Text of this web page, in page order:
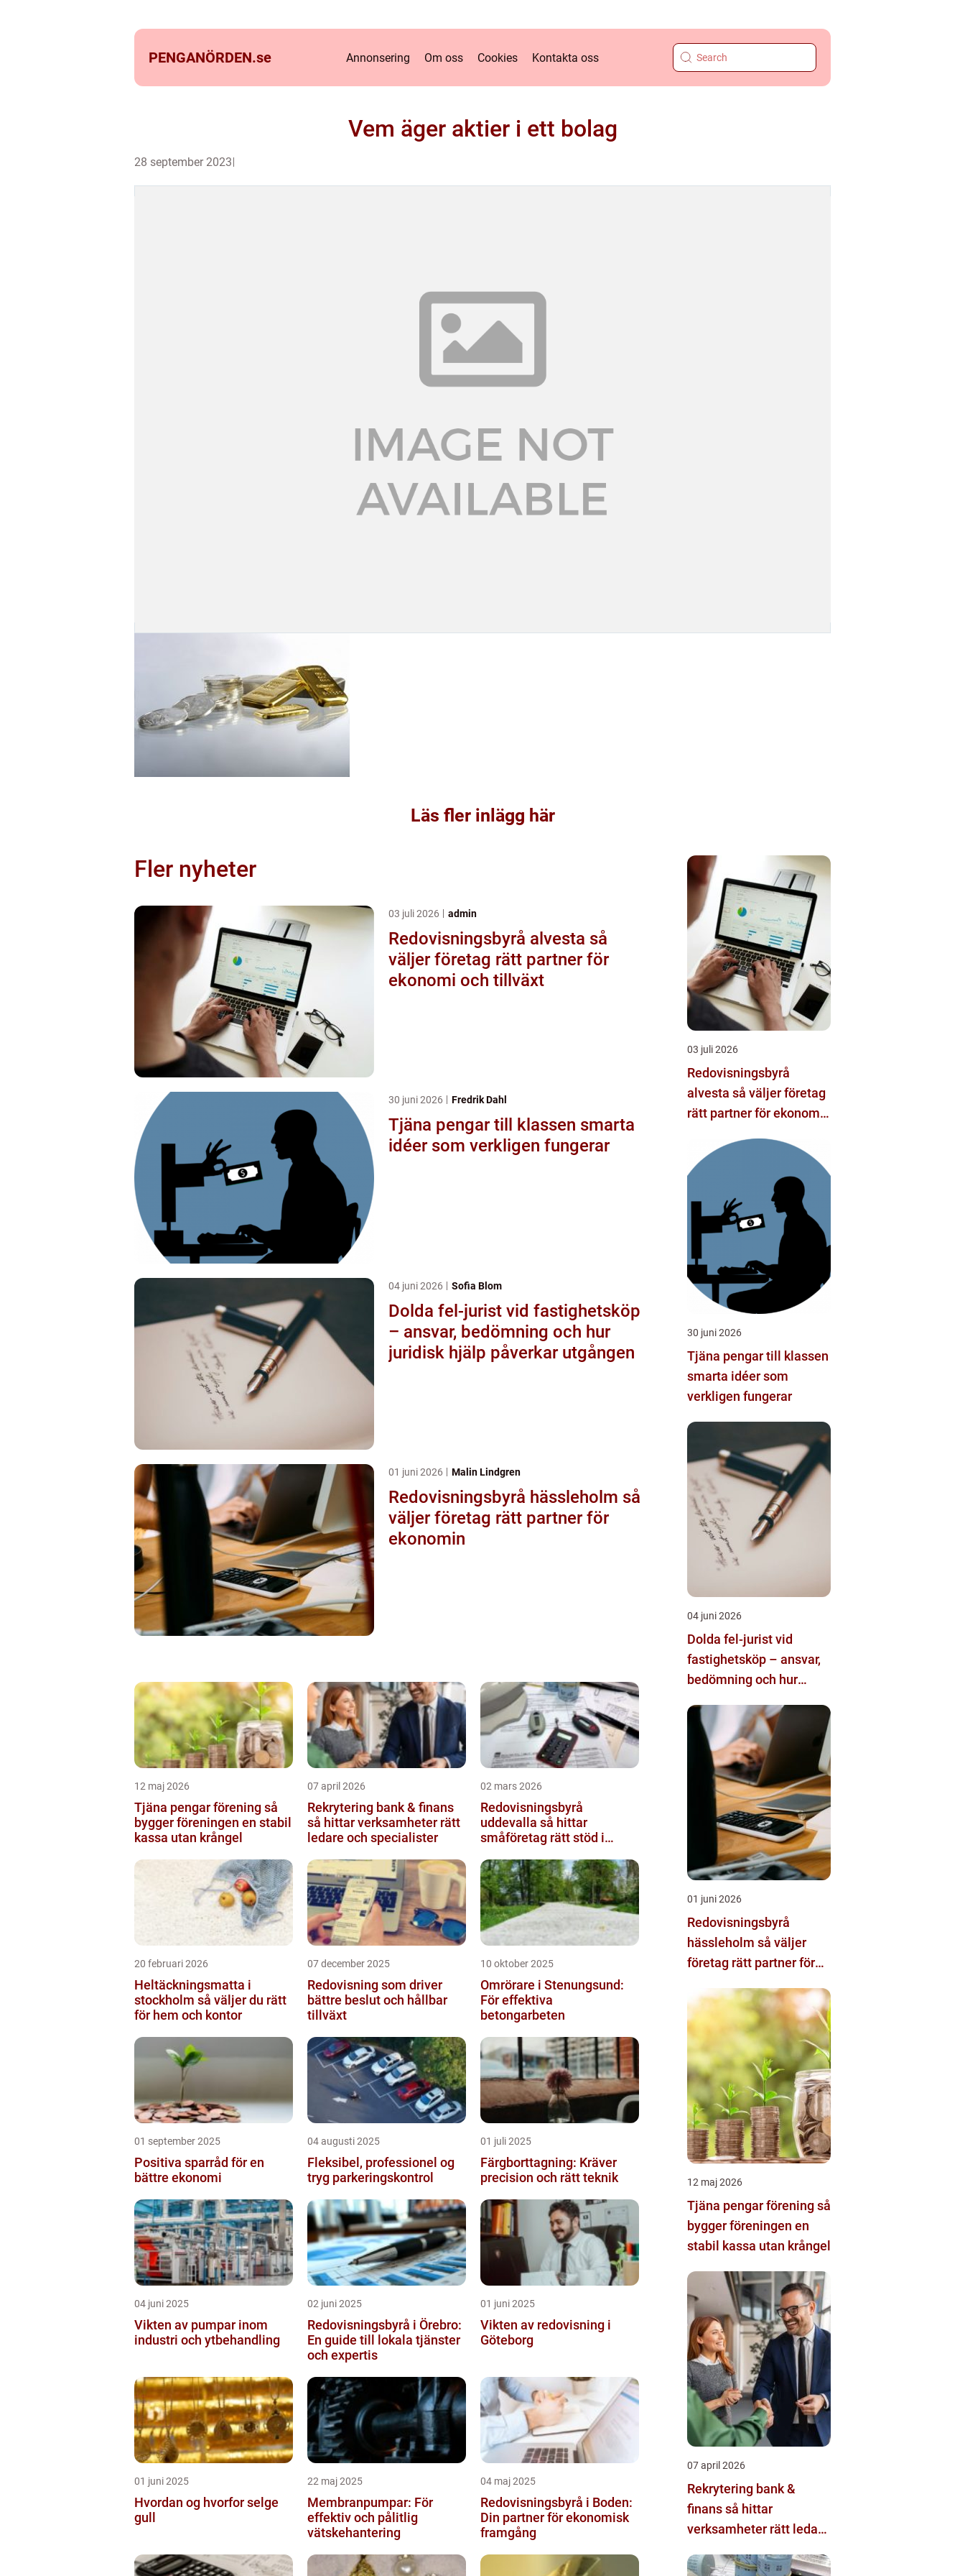
PENGANÖRDEN.se Annonsering Om oss Cookies Kontakta oss
Vem äger aktier i ett bolag
28 september 2023
Läs fler inlägg här
Fler nyheter
03 juli 2026 admin
Redovisningsbyrå alvesta så
väljer företag rätt partner för
ekonomi och tillväxt
30 juni 2026 Fredrik Dahl
Tjäna pengar till klassen smarta
idéer som verkligen fungerar
04 juni 2026 Sofia Blom
Dolda fel-jurist vid fastighetsköp
– ansvar, bedömning och hur
juridisk hjälp påverkar utgången
01 juni 2026 Malin Lindgren
Redovisningsbyrå hässleholm så
väljer företag rätt partner för
ekonomin
12 maj 2026
Tjäna pengar förening så
bygger föreningen en stabil
kassa utan krångel
07 april 2026
Rekrytering bank & finans
så hittar verksamheter rätt
ledare och specialister
02 mars 2026
Redovisningsbyrå
uddevalla så hittar
småföretag rätt stöd i
20 februari 2026
Heltäckningsmatta i
stockholm så väljer du rätt
för hem och kontor
07 december 2025
Redovisning som driver
bättre beslut och hållbar
tillväxt
10 oktober 2025
Omrörare i Stenungsund:
För effektiva
betongarbeten
01 september 2025
Positiva sparråd för en
bättre ekonomi
04 augusti 2025
Fleksibel, professionel og
tryg parkeringskontrol
01 juli 2025
Färgborttagning: Kräver
precision och rätt teknik
04 juni 2025
Vikten av pumpar inom
industri och ytbehandling
02 juni 2025
Redovisningsbyrå i Örebro:
En guide till lokala tjänster
och expertis
01 juni 2025
Vikten av redovisning i
Göteborg
01 juni 2025
Hvordan og hvorfor selge
gull
22 maj 2025
Membranpumpar: För
effektiv och pålitlig
vätskehantering
04 maj 2025
Redovisningsbyrå i Boden:
Din partner för ekonomisk
framgång
03 juli 2026
Redovisningsbyrå
alvesta så väljer företag
rätt partner för ekonomi
30 juni 2026
Tjäna pengar till klassen
smarta idéer som
verkligen fungerar
04 juni 2026
Dolda fel-jurist vid
fastighetsköp – ansvar,
bedömning och hur
utgången
01 juni 2026
Redovisningsbyrå
hässleholm så väljer
företag rätt partner för
12 maj 2026
Tjäna pengar förening så
bygger föreningen en
stabil kassa utan krångel
07 april 2026
Rekrytering bank &
finans så hittar
verksamheter rätt ledare